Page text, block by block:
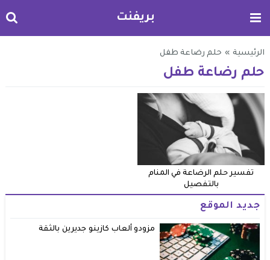
بريفنت
الرئيسية » حلم رضاعة طفل
حلم رضاعة طفل
تفسير حلم الرضاعة في المنام
بالتفصيل
جديد الموقع
مزودو ألعاب كازينو جديرين بالثقة